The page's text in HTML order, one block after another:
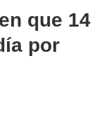
que 14
por